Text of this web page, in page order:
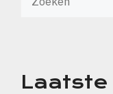
Laatste